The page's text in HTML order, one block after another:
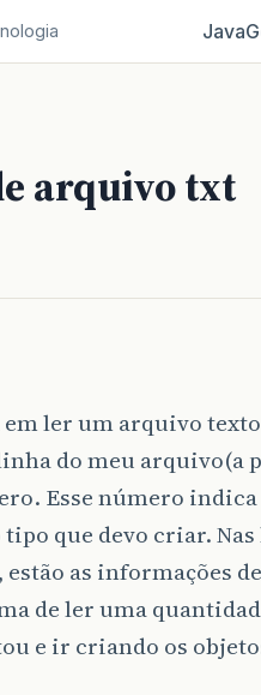
Java
arquivo txt
ler um arquivo
do meu arquivo(a
Esse número
que devo criar.
as informações
de ler uma
e ir criando os